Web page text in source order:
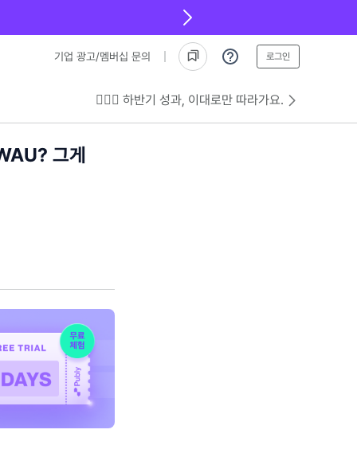
기업 광고/멤버십 문의 로그인
💁🏻‍♂️ 하반기 성과, 이대로만 따라가요.
그게